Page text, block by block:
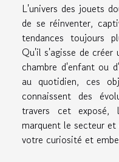
L'univers des jouets
de se réinventer,
tendances toujours
Qu'il s'agisse de créer
chambre d'enfant ou
au quotidien, ces
connaissent des
travers cet exposé,
marquent le secteur
votre curiosité et